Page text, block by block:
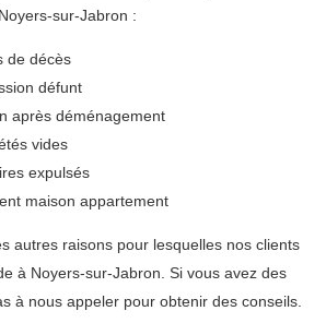
sur-Jabron :
de décès
défunt
après déménagement
vides
expulsés
maison appartement
autres raisons pour lesquelles nos clients
à Noyers-sur-Jabron. Si vous avez des
à nous appeler pour obtenir des conseils.